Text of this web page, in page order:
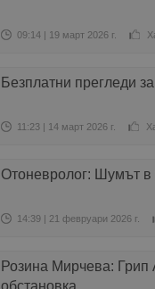
09:14 | 19 март 2026 г.
Безплатни прегледи
11:23 | 14 март 2026 г.
Отоневролог: Шумът в
14:39 | 21 февруари 2026 г.
Розина Мирчева: Грип
обстановка